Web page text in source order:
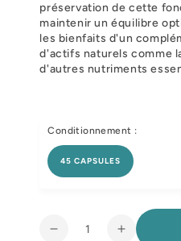
préservation de cette
maintenir un équilibre
les bienfaits d'un
d'actifs naturels comme
d'autres nutriments
Conditionnement :
45 CAPSULES
Réduire